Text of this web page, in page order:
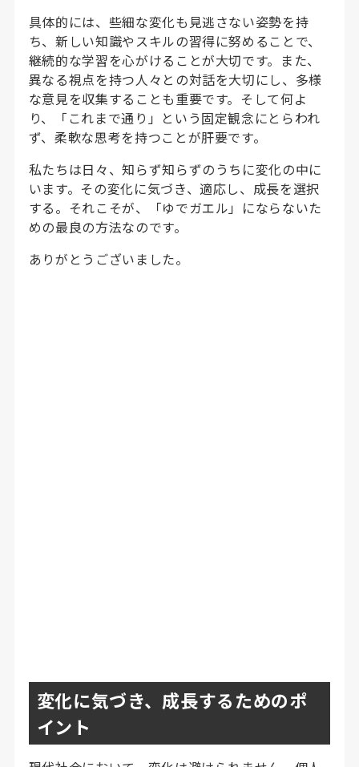
具体的には、些細な変化も見逃さない姿勢を持
ち、新しい知識やスキルの習得に努めることで、
継続的な学習を心がけることが大切です。また、
異なる視点を持つ人々との対話を大切にし、多様
な意見を収集することも重要です。そして何よ
り、「これまで通り」という固定観念にとらわれ
ず、柔軟な思考を持つことが肝要です。
私たちは日々、知らず知らずのうちに変化の中に
います。その変化に気づき、適応し、成長を選択
する。それこそが、「ゆでガエル」にならないた
めの最良の方法なのです。
ありがとうございました。
変化に気づき、成長するためのポ
イント